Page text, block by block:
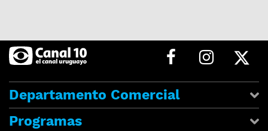
Departamento Comercial
Programas